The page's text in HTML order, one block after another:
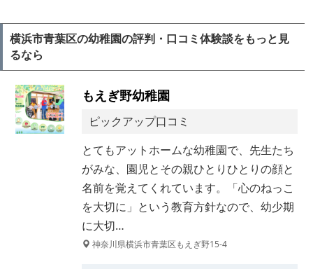
横浜市青葉区の幼稚園の評判・口コミ体験談をもっと見
るなら
もえぎ野幼稚園
ピックアップ口コミ
とてもアットホームな幼稚園で、先生たち
がみな、園児とその親ひとりひとりの顔と
名前を覚えてくれています。「心のねっこ
を大切に」という教育方針なので、幼少期
に大切…
神奈川県横浜市青葉区もえぎ野15-4